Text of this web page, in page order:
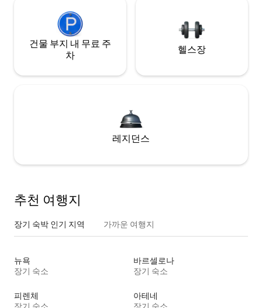
건물 부지 내 무료 주
차
헬스장
레지던스
추천 여행지
장기 숙박 인기 지역 가까운 여행지
뉴욕
장기 숙소
바르셀로나
장기 숙소
피렌체
아테네